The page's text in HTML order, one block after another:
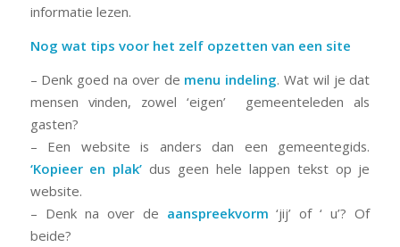
informatie lezen.
Nog wat tips voor het zelf opzetten van een site
– Denk goed na over de menu indeling. Wat wil je dat
mensen vinden, zowel ‘eigen’ gemeenteleden als
gasten?
– Een website is anders dan een gemeentegids.
‘Kopieer en plak’ dus geen hele lappen tekst op je
website.
– Denk na over de aanspreekvorm ‘jij’ of ‘ u’? Of
beide?